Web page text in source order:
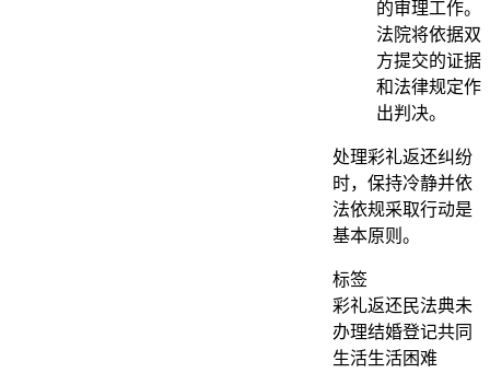
的审理工作。
法院将依据双
方提交的证据
和法律规定作
出判决。
处理彩礼返还纠纷
时，保持冷静并依
法依规采取行动是
基本原则。
标签
彩礼返还 民法典未
办理结婚登记共同
生活生活困难